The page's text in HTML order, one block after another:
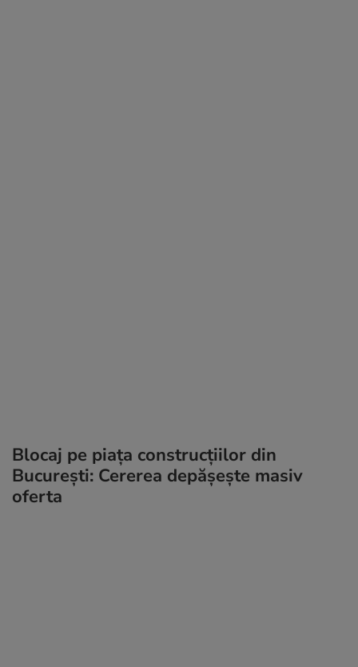
Blocaj pe piața construcțiilor din
București: Cererea depășește masiv
oferta